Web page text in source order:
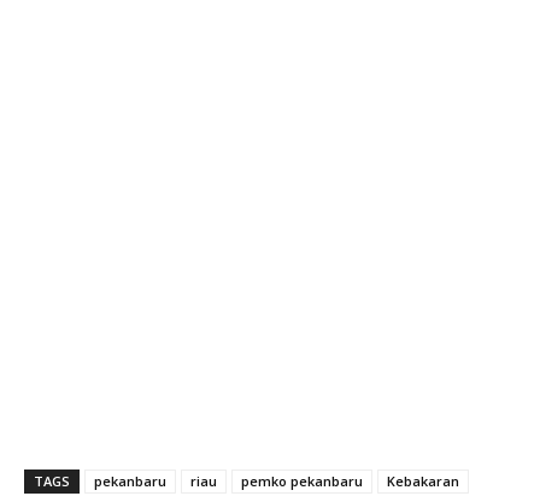
TAGS pekanbaru riau pemko pekanbaru
Kebakaran